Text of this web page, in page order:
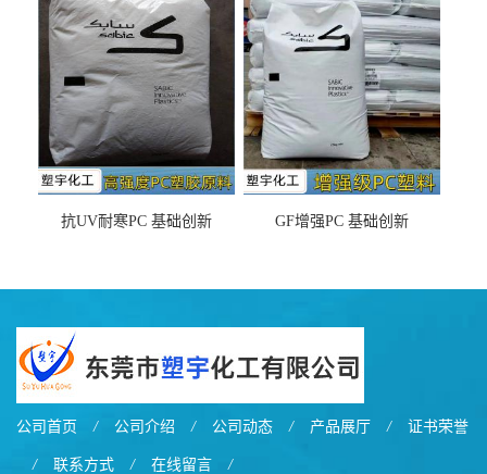
之忧
抗UV耐寒PC 基础创新
GF增强PC 基础创新
公司首页 / 公司介绍 / 公司动态 / 产品展厅 / 证书荣誉
/ 联系方式 / 在线留言 /